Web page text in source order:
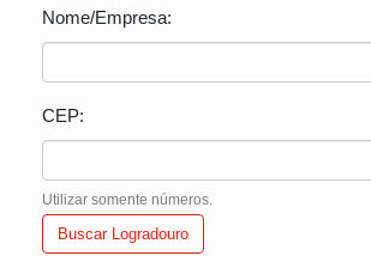
Nome/Empresa:
CEP:
Utilizar somente números.
Buscar Logradouro